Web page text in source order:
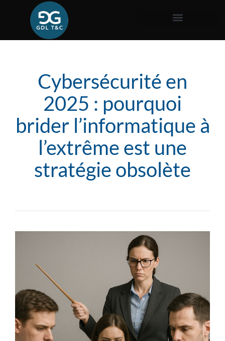
Cybersécurité en
2025 : pourquoi
brider l’informatique à
l’extrême est une
stratégie obsolète